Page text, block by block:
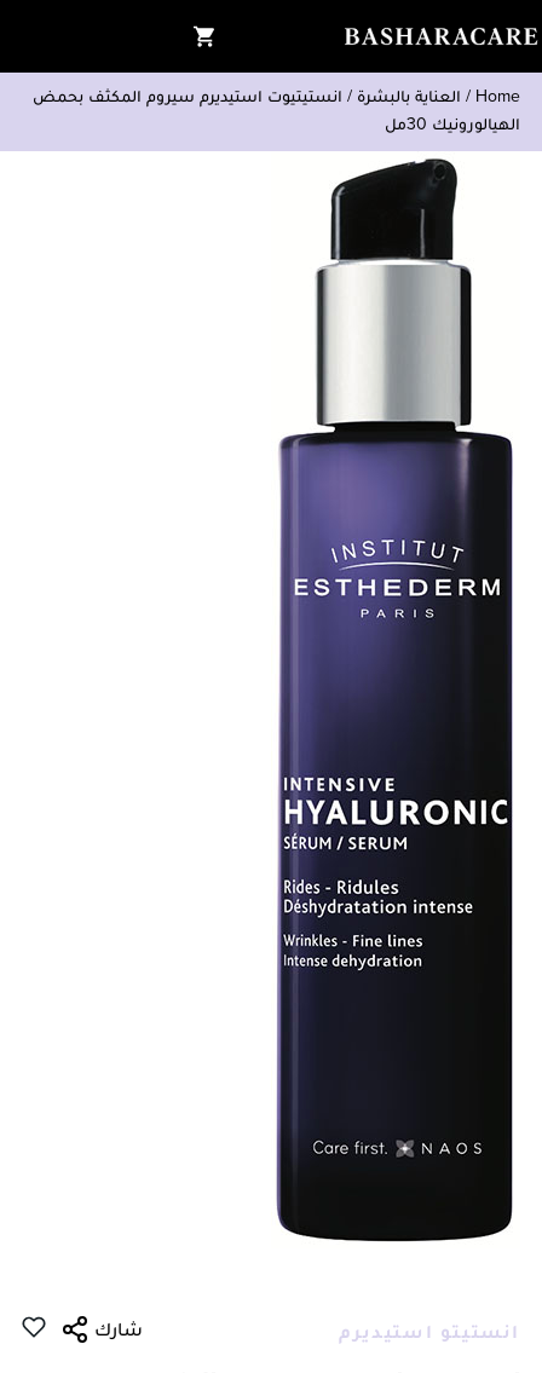
Home
/ العناية بالبشرة / انستيتيوت استيديرم سيروم المكثف بحمض
الهيالورونيك 30مل
انستيتو استيديرم شارك